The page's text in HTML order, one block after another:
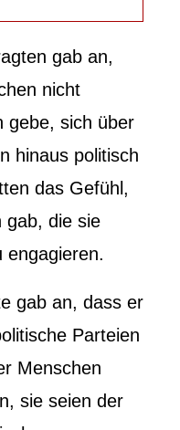
gab an,
nicht
gebe, sich über
hinaus politisch
das Gefühl,
gab, die sie
engagieren.
gab an, dass er
Parteien
Menschen
sie seien der